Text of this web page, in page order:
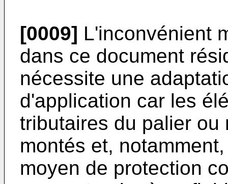
[0009] L'inconvénient
dans ce document
nécessite une
d'application car les
tributaires du palier
montés et,
moyen de protection